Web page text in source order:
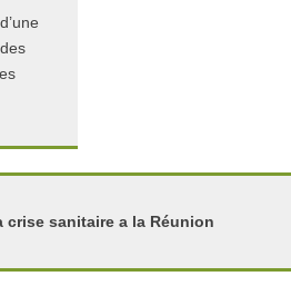
crise sanitaire a la Réunion